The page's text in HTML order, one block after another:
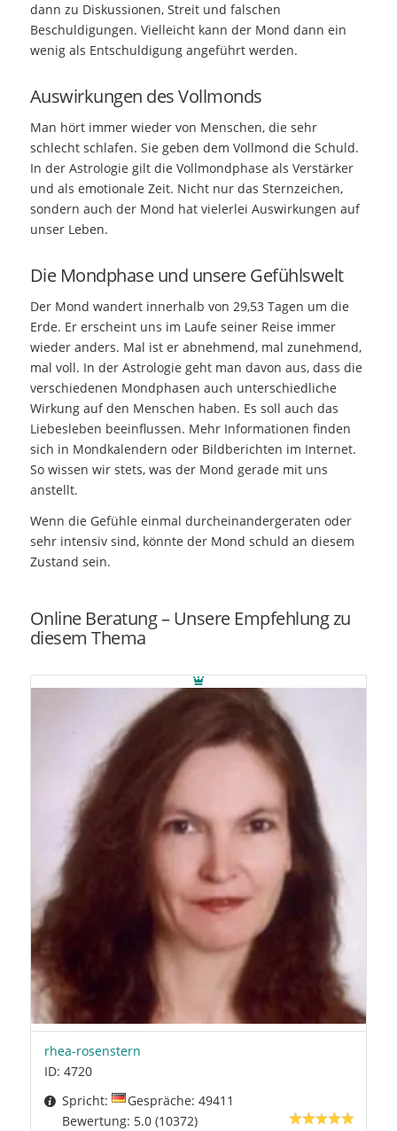
dann zu Diskussionen, Streit und falschen
Beschuldigungen. Vielleicht kann der Mond dann ein
wenig als Entschuldigung angeführt werden.
Auswirkungen des Vollmonds
Man hört immer wieder von Menschen, die sehr
schlecht schlafen. Sie geben dem Vollmond die Schuld.
In der Astrologie gilt die Vollmondphase als Verstärker
und als emotionale Zeit. Nicht nur das Sternzeichen,
sondern auch der Mond hat vielerlei Auswirkungen auf
unser Leben.
Die Mondphase und unsere Gefühlswelt
Der Mond wandert innerhalb von 29,53 Tagen um die
Erde. Er erscheint uns im Laufe seiner Reise immer
wieder anders. Mal ist er abnehmend, mal zunehmend,
mal voll. In der Astrologie geht man davon aus, dass die
verschiedenen Mondphasen auch unterschiedliche
Wirkung auf den Menschen haben. Es soll auch das
Liebesleben beeinflussen. Mehr Informationen finden
sich in Mondkalendern oder Bildberichten im Internet.
So wissen wir stets, was der Mond gerade mit uns
anstellt.
Wenn die Gefühle einmal durcheinandergeraten oder
sehr intensiv sind, könnte der Mond schuld an diesem
Zustand sein.
Online Beratung – Unsere Empfehlung zu
diesem Thema
rhea-rosenstern
ID: 4720
Spricht:
Gespräche: 49411
Bewertung: 5.0 (10372)